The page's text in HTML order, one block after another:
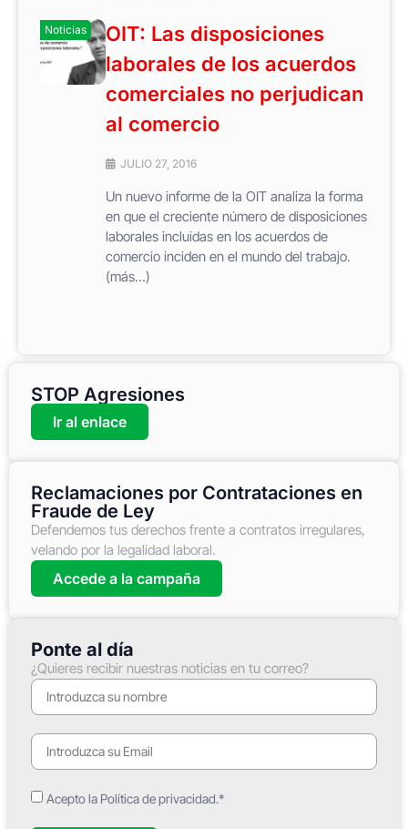
Noticias
OIT: Las disposiciones
laborales de los acuerdos
comerciales no perjudican
al comercio
JULIO 27, 2016
Un nuevo informe de la OIT analiza la forma
en que el creciente número de disposiciones
laborales incluidas en los acuerdos de
comercio inciden en el mundo del trabajo.
(más…)
STOP Agresiones
Ir al enlace
Reclamaciones por Contrataciones en
Fraude de Ley
Defendemos tus derechos frente a contratos irregulares,
velando por la legalidad laboral.
Accede a la campaña
Ponte al día
¿Quieres recibir nuestras noticias en tu correo?
Acepto la Política de privacidad.*